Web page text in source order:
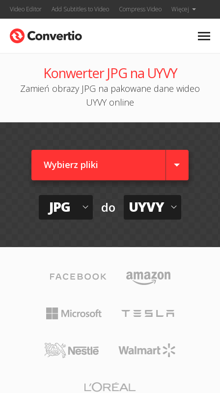
Video Editor Add Subtitles to Video Compress Video Więcej
Konwerter JPG na UYVY
Zamień obrazy JPG na pakowane dane wideo
UYVY online
Wybierz pliki
JPG do UYVY